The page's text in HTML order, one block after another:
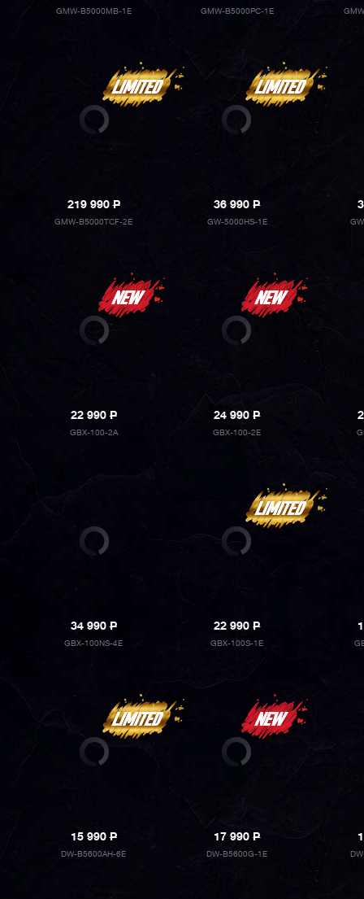
GMW-B5000MB-1E GMW-B5000PC-1E
219 990P
GMW-B5000TCF-2E
36 990P
GW-5000HS-1E
22 990P
GBX-100-2A
24 990P
GBX-100-2E
34 990P
GBX-100NS-4E
22 990P
GBX-100S-1E
15 990P
DW-B5600AH-6E
17 990P
DW-B5600G-1E